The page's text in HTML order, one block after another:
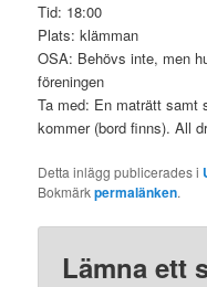
Tid: 18:00
Plats: klämman
OSA: Behövs inte, men
föreningen
Ta med: En maträtt samt
kommer (bord finns). All
Detta inlägg publicerades i
Bokmärkpermalänken.
Lämna ett